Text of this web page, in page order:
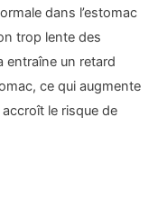
dans l’estomac
trop lente des
entraîne un retard
ce qui augmente
le risque de